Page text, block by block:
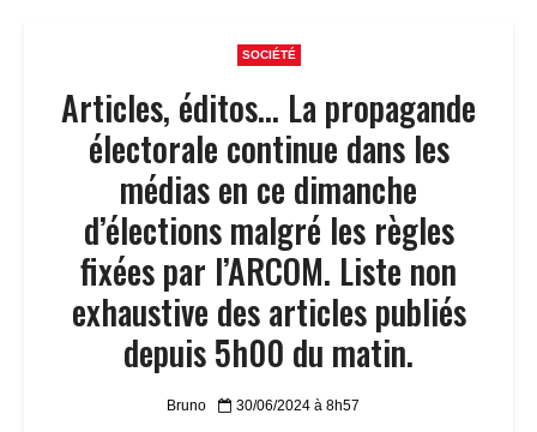
SOCIÉTÉ
Articles, éditos… La propagande
électorale continue dans les
médias en ce dimanche
d’élections malgré les règles
fixées par l’ARCOM. Liste non
exhaustive des articles publiés
depuis 5h00 du matin.
Bruno 30/06/2024 à 8h57